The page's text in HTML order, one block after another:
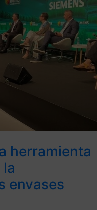
herramienta
envases